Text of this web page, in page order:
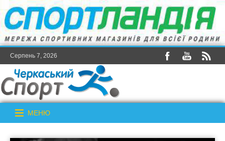
Серпень 7, 2026
МЕНЮ